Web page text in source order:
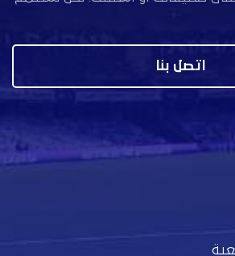
اتصل بنا